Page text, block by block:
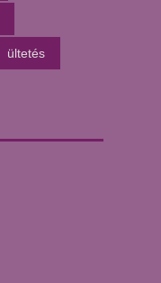
ültetés